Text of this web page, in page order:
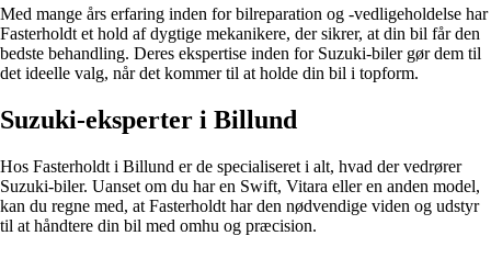
Med mange års erfaring inden for bilreparation og -vedligeholdelse har
Fasterholdt et hold af dygtige mekanikere, der sikrer, at din bil får den
bedste behandling. Deres ekspertise inden for Suzuki-biler gør dem til
det ideelle valg, når det kommer til at holde din bil i topform.
Suzuki-eksperter i Billund
Hos Fasterholdt i Billund er de specialiseret i alt, hvad der vedrører
Suzuki-biler. Uanset om du har en Swift, Vitara eller en anden model,
kan du regne med, at Fasterholdt har den nødvendige viden og udstyr
til at håndtere din bil med omhu og præcision.